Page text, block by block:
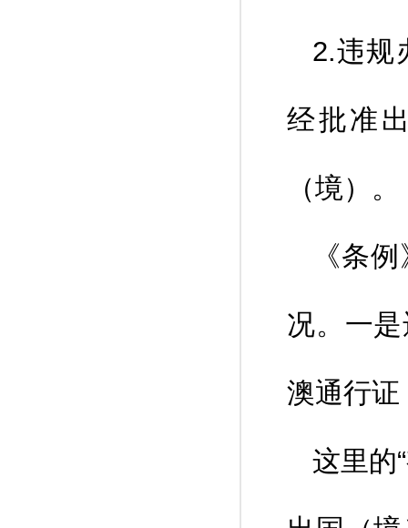
2.违规
经批准
（境）。
《条
况。一
澳通行
这里的